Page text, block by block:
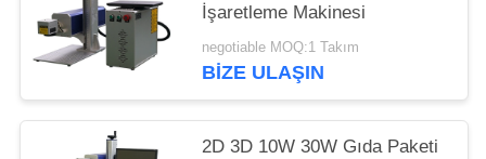
İşaretleme Makinesi
negotiable MOQ:1 Takım
BIZE ULAŞIN
2D 3D 10W 30W Gıda Paketi